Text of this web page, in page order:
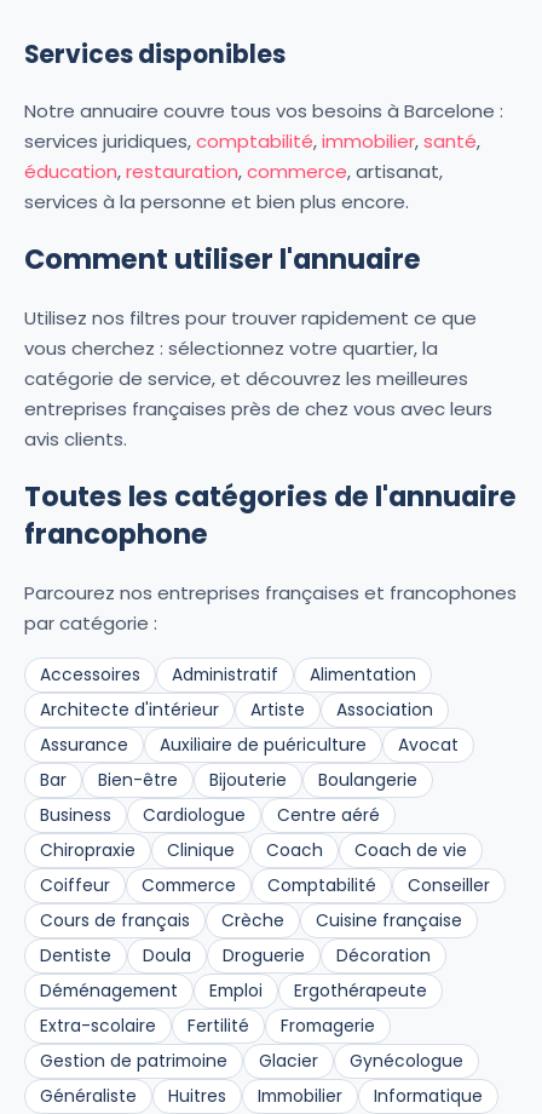
Services disponibles
Notre annuaire couvre tous vos besoins à Barcelone :
services juridiques,comptabilité,immobilier,santé,
éducation,restauration,commerce, artisanat,
services à la personne et bien plus encore.
Comment utiliser l'annuaire
Utilisez nos filtres pour trouver rapidement ce que
vous cherchez : sélectionnez votre quartier, la
catégorie de service, et découvrez les meilleures
entreprises françaises près de chez vous avec leurs
avis clients.
Toutes les catégories de l'annuaire
francophone
Parcourez nos entreprises françaises et francophones
par catégorie :
Accessoires Administratif
Alimentation
Architecte d'intérieur
Artiste
Association
Assurance
Auxiliaire de puériculture
Avocat
Bar
Bien-être Bijouterie
Boulangerie
Business
Cardiologue
Centre aéré
Chiropraxie
Clinique Coach
Coach de vie
Coiffeur
Commerce Comptabilité
Conseiller
Cours de français
Crèche
Cuisine française
Dentiste
Doula Droguerie
Décoration
Déménagement
Emploi
Ergothérapeute
Extra-scolaire
Fertilité
Fromagerie
Gestion de patrimoine
Glacier
Gynécologue
Généraliste
Huitres Immobilier
Informatique